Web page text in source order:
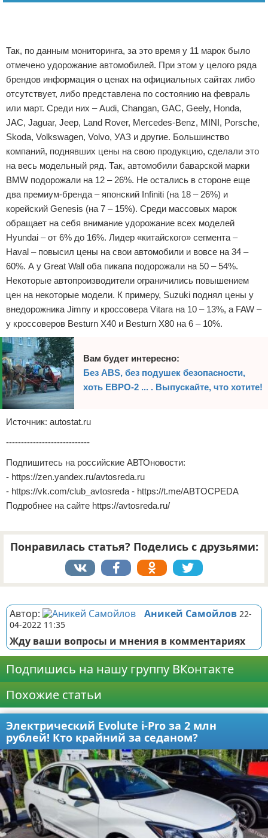
Так, по данным мониторинга, за это время у 11 марок было
отмечено удорожание автомобилей. При этом у целого ряда
брендов информация о ценах на официальных сайтах либо
отсутствует, либо представлена по состоянию на февраль
или март. Среди них – Audi, Changan, GAC, Geely, Honda,
JAC, Jaguar, Jeep, Land Rover, Mercedes-Benz, MINI, Porsche,
Skoda, Volkswagen, Volvo, УАЗ и другие. Большинство
компаний, поднявших цены на свою продукцию, сделали это
на весь модельный ряд. Так, автомобили баварской марки
BMW подорожали на 12 – 26%. Не остались в стороне еще
два премиум-бренда – японский Infiniti (на 18 – 26%) и
корейский Genesis (на 7 – 15%). Среди массовых марок
обращает на себя внимание удорожание всех моделей
Hyundai – от 6% до 16%. Лидер «китайского» сегмента –
Haval – повысил цены на свои автомобили и вовсе на 34 –
60%. А у Great Wall оба пикапа подорожали на 50 – 54%.
Некоторые автопроизводители ограничились повышением
цен на некоторые модели. К примеру, Suzuki поднял цены у
внедорожника Jimny и кроссовера Vitara на 10 – 13%, а FAW –
у кроссоверов Besturn X40 и Besturn X80 на 6 – 10%.
Вам будет интересно:
Без АBS, без подушек безопасности,
хоть ЕВРО-2 ... . Выпускайте, что хотите!
Источник: autostat.ru
----------------------------
Подпишитесь на российские АВТОновости:
- https://zen.yandex.ru/avtosreda.ru
- https://vk.com/club_avtosreda - https://t.me/ABTOCPEDA
Подробнее на сайте https://avtosreda.ru/
Понравилась статья? Поделись с друзьями:
Автор: Аникей Самойлов 22-
04-2022 11:35
Жду ваши вопросы и мнения в комментариях
Подпишись на нашу группу ВКонтакте
Похожие статьи
Электрический Evolute i-Pro за 2 млн
рублей! Кто крайний за седаном?